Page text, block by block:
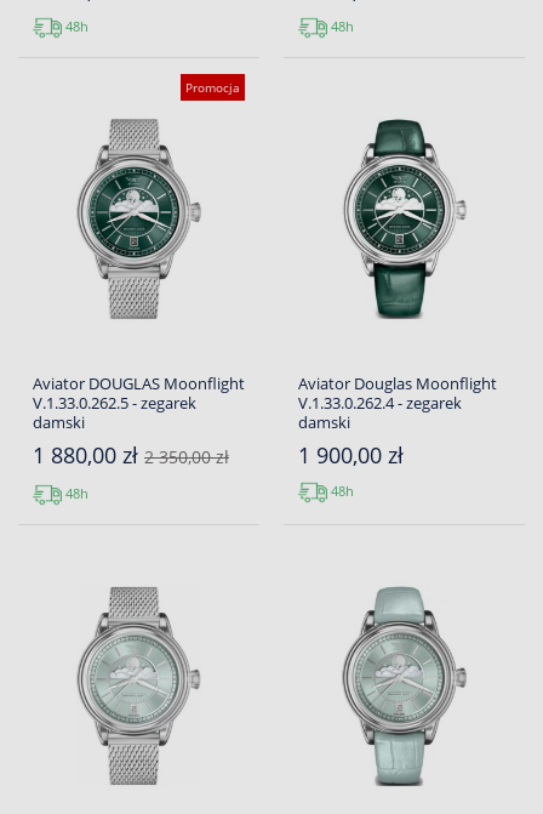
48h 48h
Promocja
Aviator DOUGLAS Moonflight
V.1.33.0.262.5 - zegarek
damski
1 880,00 zł 2 350,00 zł
48h
Aviator Douglas Moonflight
V.1.33.0.262.4 - zegarek
damski
1 900,00 zł
48h